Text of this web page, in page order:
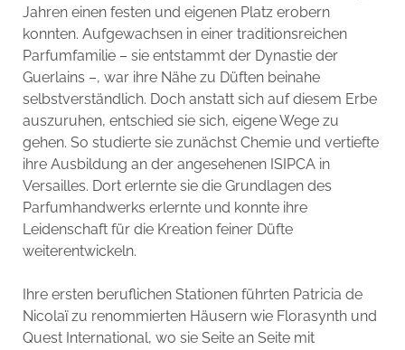
Jahren einen festen und eigenen Platz erobern
konnten. Aufgewachsen in einer traditionsreichen
Parfumfamilie – sie entstammt der Dynastie der
Guerlains –, war ihre Nähe zu Düften beinahe
selbstverständlich. Doch anstatt sich auf diesem Erbe
auszuruhen, entschied sie sich, eigene Wege zu
gehen. So studierte sie zunächst Chemie und vertiefte
ihre Ausbildung an der angesehenen ISIPCA in
Versailles. Dort erlernte sie die Grundlagen des
Parfumhandwerks erlernte und konnte ihre
Leidenschaft für die Kreation feiner Düfte
weiterentwickeln.
Ihre ersten beruflichen Stationen führten Patricia de
Nicolaï zu renommierten Häusern wie Florasynth und
Quest International, wo sie Seite an Seite mit